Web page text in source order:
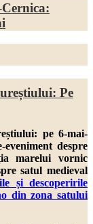
Pe
pe 6-mai-
eveniment despre
marelui vornic
satul medieval
și descoperirile
din zona satului